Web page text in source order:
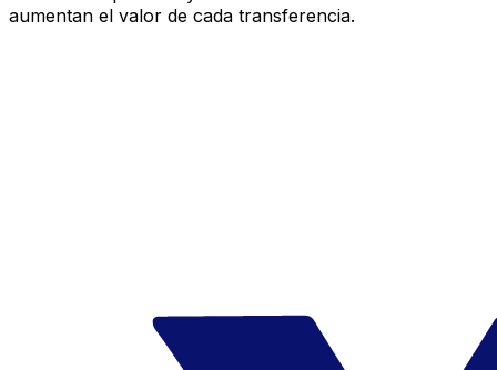
aumentan el valor de cada transferencia.